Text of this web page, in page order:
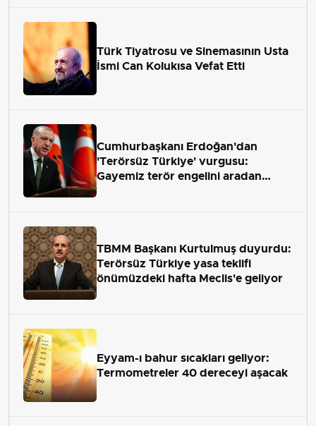
Türk Tiyatrosu ve Sinemasının Usta
İsmi Can Kolukısa Vefat Etti
Cumhurbaşkanı Erdoğan'dan
'Terörsüz Türkiye' vurgusu:
Gayemiz terör engelini aradan
TBMM Başkanı Kurtulmuş duyurdu:
Terörsüz Türkiye yasa teklifi
önümüzdeki hafta Meclis'e geliyor
Eyyam-ı bahur sıcakları geliyor:
Termometreler 40 dereceyi aşacak